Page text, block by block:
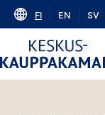
Skip
content
FI EN SV